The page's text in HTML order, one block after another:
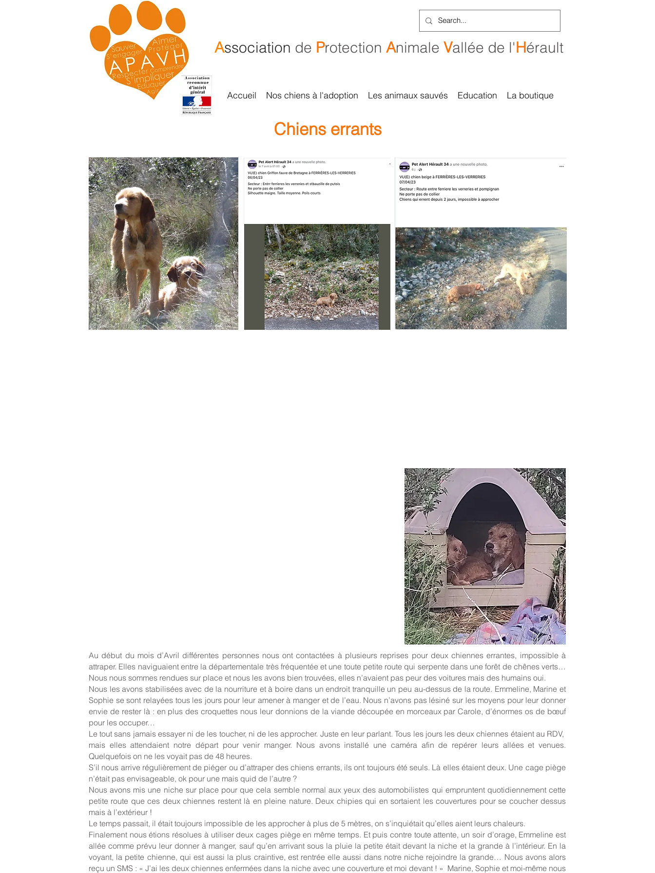
Association de Protection Animale Vallée de l'Hérault
Accueil Nos chiens à l'adoption Les animaux sauvés Education La boutique
Chiens errants
Au début du mois d’Avril différentes personnes nous ont contactées à plusieurs reprises pour deux chiennes errantes, impossible à
attraper. Elles naviguaient entre la départementale très fréquentée et une toute petite route qui serpente dans une forêt de chênes verts…
Nous nous sommes rendues sur place et nous les avons bien trouvées, elles n’avaient pas peur des voitures mais des humains oui.
Nous les avons stabilisées avec de la nourriture et à boire dans un endroit tranquille un peu au-dessus de la route. Emmeline, Marine et
Sophie se sont relayées tous les jours pour leur amener à manger et de l’eau. Nous n’avons pas lésiné sur les moyens pour leur donner
envie de rester là : en plus des croquettes nous leur donnions de la viande découpée en morceaux par Carole, d’énormes os de bœuf
pour les occuper…
Le tout sans jamais essayer ni de les toucher, ni de les approcher. Juste en leur parlant. Tous les jours les deux chiennes étaient au RDV,
mais elles attendaient notre départ pour venir manger. Nous avons installé une caméra afin de repérer leurs allées et venues.
Quelquefois on ne les voyait pas de 48 heures.
S’il nous arrive régulièrement de piéger ou d’attraper des chiens errants, ils ont toujours été seuls. Là elles étaient deux. Une cage piège
n’était pas envisageable, ok pour une mais quid de l’autre ?
Nous avons mis une niche sur place pour que cela semble normal aux yeux des automobilistes qui empruntent quotidiennement cette
petite route que ces deux chiennes restent là en pleine nature. Deux chipies qui en sortaient les couvertures pour se coucher dessus
mais à l’extérieur !
Le temps passait, il était toujours impossible de les approcher à plus de 5 mètres, on s’inquiétait qu’elles aient leurs chaleurs.
Finalement nous étions résolues à utiliser deux cages piège en même temps. Et puis contre toute attente, un soir d’orage, Emmeline est
allée comme prévu leur donner à manger, sauf qu’en arrivant sous la pluie la petite était devant la niche et la grande à l’intérieur. En la
voyant, la petite chienne, qui est aussi la plus craintive, est rentrée elle aussi dans notre niche rejoindre la grande… Nous avons alors
reçu un SMS : « J’ai les deux chiennes enfermées dans la niche avec une couverture et moi devant ! » Marine, Sophie et moi-même nous